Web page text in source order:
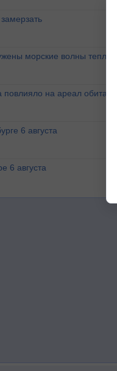
морские волны тепла
на ареал
6 августа
6 августа